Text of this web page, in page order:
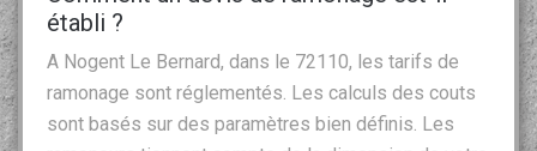
établi ?
A Nogent Le Bernard, dans le 72110, les tarifs de
ramonage sont réglementés. Les calculs des couts
sont basés sur des paramètres bien définis. Les